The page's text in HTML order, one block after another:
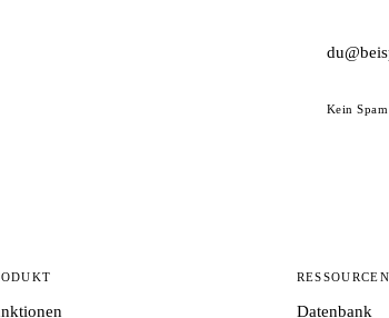
Kein Spam
RESSOURCEN
Datenbank